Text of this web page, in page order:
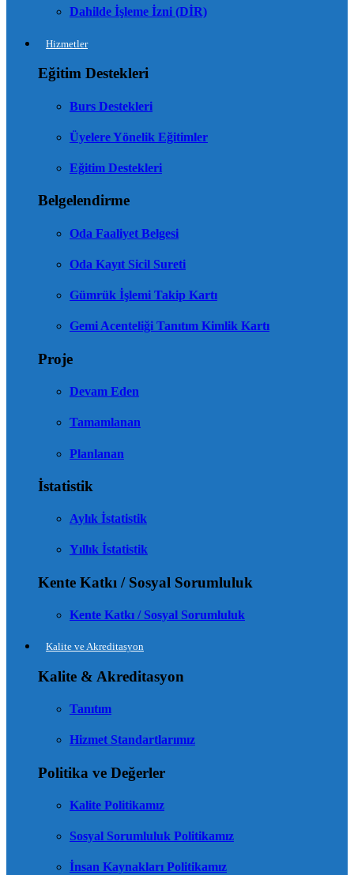
Dahilde İşleme İzni (DİR)
Hizmetler
Eğitim Destekleri
Burs Destekleri
Üyelere Yönelik Eğitimler
Eğitim Destekleri
Belgelendirme
Oda Faaliyet Belgesi
Oda Kayıt Sicil Sureti
Gümrük İşlemi Takip Kartı
Gemi Acenteliği Tanıtım Kimlik Kartı
Proje
Devam Eden
Tamamlanan
Planlanan
İstatistik
Aylık İstatistik
Yıllık İstatistik
Kente Katkı / Sosyal Sorumluluk
Kente Katkı / Sosyal Sorumluluk
Kalite ve Akreditasyon
Kalite & Akreditasyon
Tanıtım
Hizmet Standartlarımız
Politika ve Değerler
Kalite Politikamız
Sosyal Sorumluluk Politikamız
İnsan Kaynakları Politikamız